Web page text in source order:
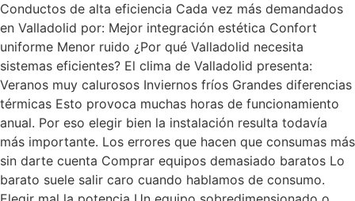
Conductos de alta eficiencia Cada vez más demandados
en Valladolid por: Mejor integración estética Confort
uniforme Menor ruido ¿Por qué Valladolid necesita
sistemas eficientes? El clima de Valladolid presenta:
Veranos muy calurosos Inviernos fríos Grandes diferencias
térmicas Esto provoca muchas horas de funcionamiento
anual. Por eso elegir bien la instalación resulta todavía
más importante. Los errores que hacen que consumas más
sin darte cuenta Comprar equipos demasiado baratos Lo
barato suele salir caro cuando hablamos de consumo.